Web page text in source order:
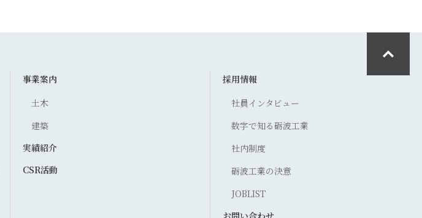
事業案内
土木
建築
実績紹介
CSR活動
採用情報
社員インタビュー
数字で知る砺波工業
社内制度
砺波工業の決意
JOBLIST
お問い合わせ